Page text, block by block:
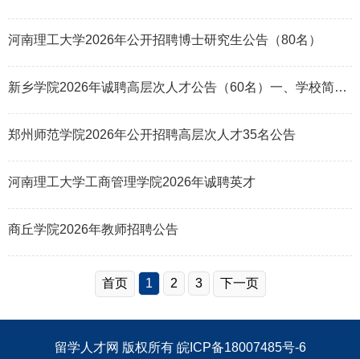
河南理工大学2026年公开招聘博士研究生公告（80名）
新乡学院2026年诚聘高层次人才公告（60名）一、学校简介 新乡学院位于河南省
郑州师范学院2026年公开招聘高层次人才35名公告
河南理工大学工商管理学院2026年诚聘英才
商丘学院2026年教师招聘公告
首页 1 2 3 下一页
留学人才网 版权所有 皖ICP备18007485号-6